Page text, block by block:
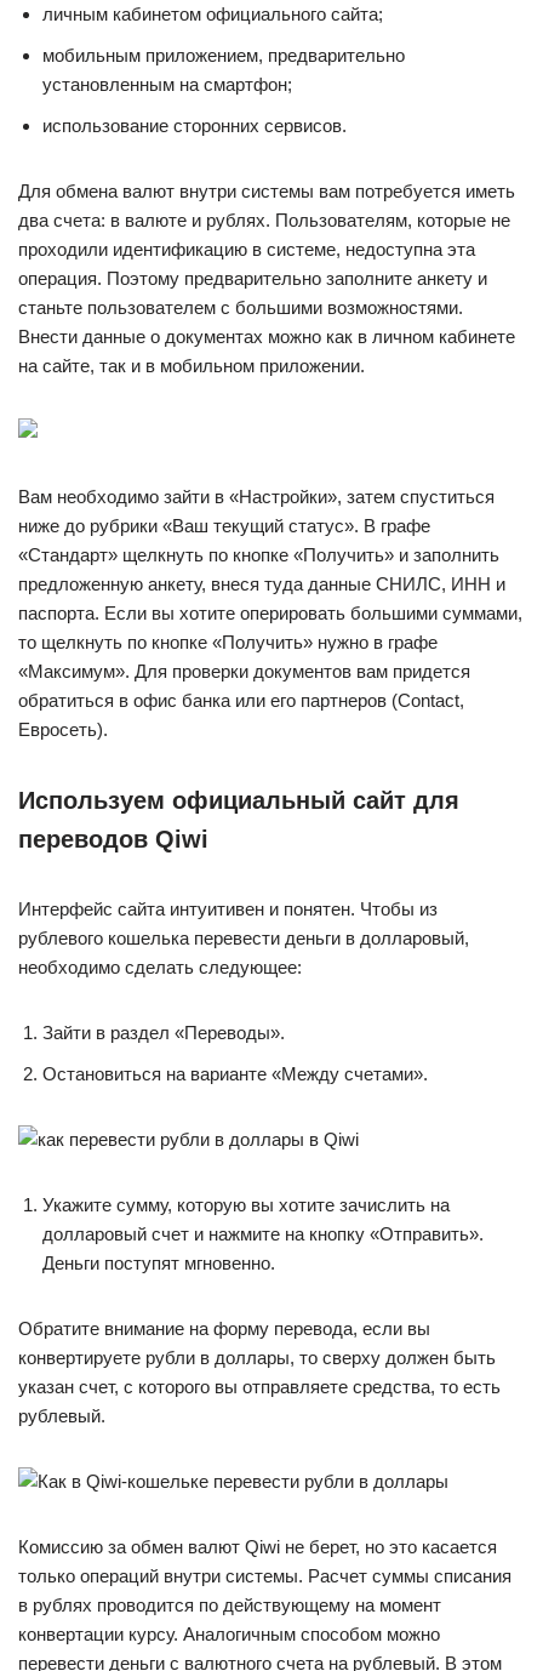
личным кабинетом официального сайта;
мобильным приложением, предварительно
установленным на смартфон;
использование сторонних сервисов.
Для обмена валют внутри системы вам потребуется иметь
два счета: в валюте и рублях. Пользователям, которые не
проходили идентификацию в системе, недоступна эта
операция. Поэтому предварительно заполните анкету и
станьте пользователем с большими возможностями.
Внести данные о документах можно как в личном кабинете
на сайте, так и в мобильном приложении.
Вам необходимо зайти в «Настройки», затем спуститься
ниже до рубрики «Ваш текущий статус». В графе
«Стандарт» щелкнуть по кнопке «Получить» и заполнить
предложенную анкету, внеся туда данные СНИЛС, ИНН и
паспорта. Если вы хотите оперировать большими суммами,
то щелкнуть по кнопке «Получить» нужно в графе
«Максимум». Для проверки документов вам придется
обратиться в офис банка или его партнеров (Contact,
Евросеть).
Используем официальный сайт для
переводов Qiwi
Интерфейс сайта интуитивен и понятен. Чтобы из
рублевого кошелька перевести деньги в долларовый,
необходимо сделать следующее:
Зайти в раздел «Переводы».
Остановиться на варианте «Между счетами».
Укажите сумму, которую вы хотите зачислить на
долларовый счет и нажмите на кнопку «Отправить».
Деньги поступят мгновенно.
Обратите внимание на форму перевода, если вы
конвертируете рубли в доллары, то сверху должен быть
указан счет, с которого вы отправляете средства, то есть
рублевый.
Комиссию за обмен валют Qiwi не берет, но это касается
только операций внутри системы. Расчет суммы списания
в рублях проводится по действующему на момент
конвертации курсу. Аналогичным способом можно
перевести деньги с валютного счета на рублевый. В этом